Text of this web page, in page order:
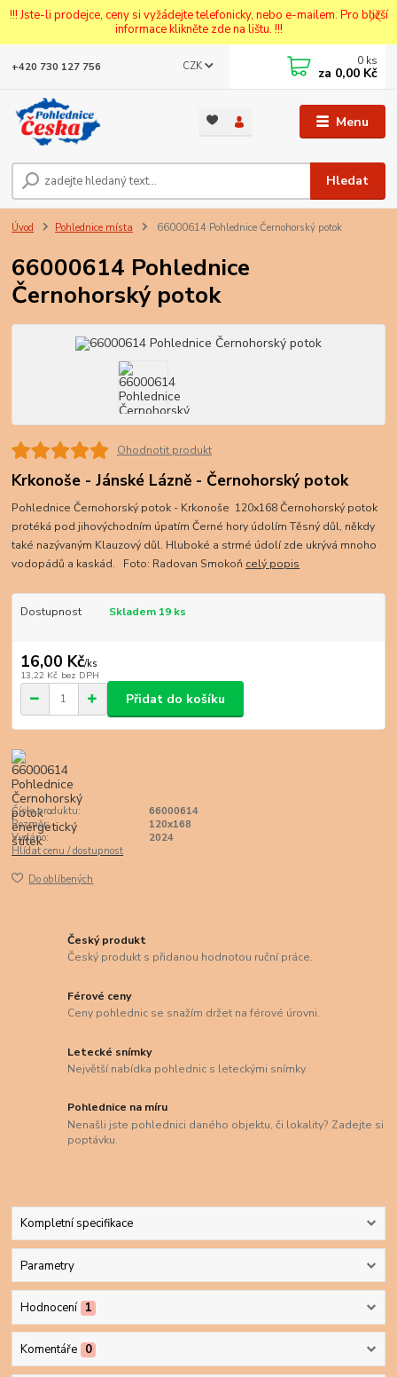
!!! Jste-li prodejce, ceny si vyžádejte telefonicky, nebo e-mailem. Pro bližší
informace klikněte zde na lištu. !!!
Menu
CZK
Hledat
+420 730 127 756 0 ks
za 0,00 Kč
Úvod Pohlednice místa 66000614 Pohlednice Černohorský potok
66000614 Pohlednice
Černohorský potok
Ohodnotit produkt
Krkonoše - Jánské Lázně - Černohorský potok
Pohlednice Černohorský potok - Krkonoše 120x168 Černohorský potok
protéká pod jihovýchodním úpatím Černé hory údolím Těsný důl, někdy
také nazývaným Klauzový důl. Hluboké a strmé údolí zde ukrývá mnoho
vodopádů a kaskád. Foto: Radovan Smokoň celý popis
Dostupnost Skladem 19 ks
16,00 Kč/ks
13,22 Kč bez DPH
Přidat do košíku
Číslo produktu:
66000614
Rozměr:
120x168
Vydáno:
2024
Hlídat cenu / dostupnost
Do oblíbených
Český produkt
Český produkt s přidanou hodnotou ruční práce.
Férové ceny
Ceny pohlednic se snažím držet na férové úrovni.
Letecké snímky
Největší nabídka pohlednic s leteckými snímky.
Pohlednice na míru
Nenašli jste pohlednici daného objektu, či lokality? Zadejte si
poptávku.
Kompletní specifikace
Parametry
Hodnocení 1
Komentáře 0